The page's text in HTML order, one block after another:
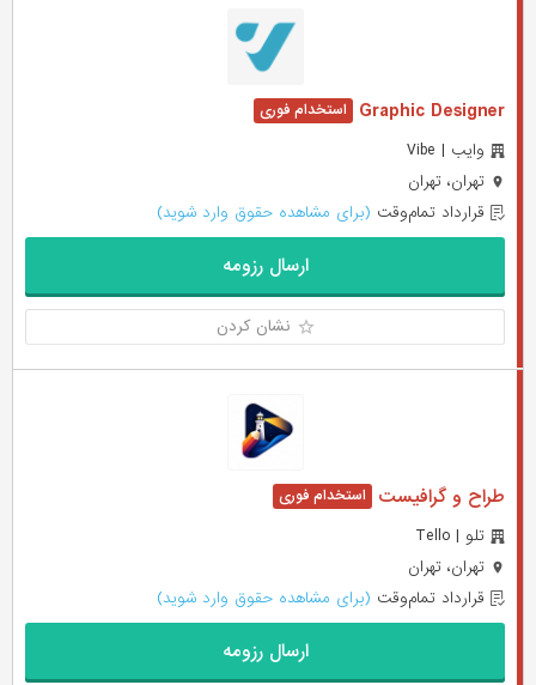
Graphic Designer
وایب | Vibe
تهران، تهران
قرارداد تمام‌وقت (برای مشاهده حقوق وارد شوید)
ارسال رزومه
نشان کردن
طراح و گرافیست
تلو | Tello
تهران، تهران
قرارداد تمام‌وقت (برای مشاهده حقوق وارد شوید)
ارسال رزومه